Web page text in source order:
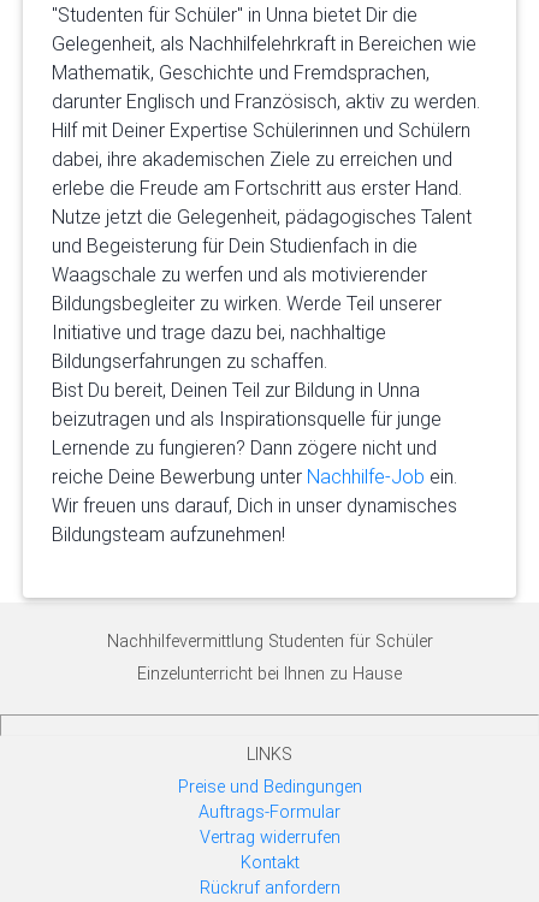
"Studenten für Schüler" in Unna bietet Dir die
Gelegenheit, als Nachhilfelehrkraft in Bereichen wie
Mathematik, Geschichte und Fremdsprachen,
darunter Englisch und Französisch, aktiv zu werden.
Hilf mit Deiner Expertise Schülerinnen und Schülern
dabei, ihre akademischen Ziele zu erreichen und
erlebe die Freude am Fortschritt aus erster Hand.
Nutze jetzt die Gelegenheit, pädagogisches Talent
und Begeisterung für Dein Studienfach in die
Waagschale zu werfen und als motivierender
Bildungsbegleiter zu wirken. Werde Teil unserer
Initiative und trage dazu bei, nachhaltige
Bildungserfahrungen zu schaffen.
Bist Du bereit, Deinen Teil zur Bildung in Unna
beizutragen und als Inspirationsquelle für junge
Lernende zu fungieren? Dann zögere nicht und
reiche Deine Bewerbung unter Nachhilfe-Job ein.
Wir freuen uns darauf, Dich in unser dynamisches
Bildungsteam aufzunehmen!
Nachhilfevermittlung Studenten für Schüler
Einzelunterricht bei Ihnen zu Hause
LINKS
Preise und Bedingungen
Auftrags-Formular
Vertrag widerrufen
Kontakt
Rückruf anfordern